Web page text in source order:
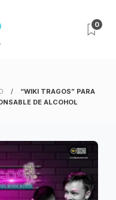
0
“WIKI TRAGOS” PARA
DE ALCOHOL